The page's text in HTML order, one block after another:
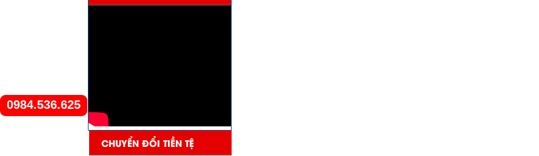
0984.536.625
CHUYỂN ĐỔI TIỀN TỆ